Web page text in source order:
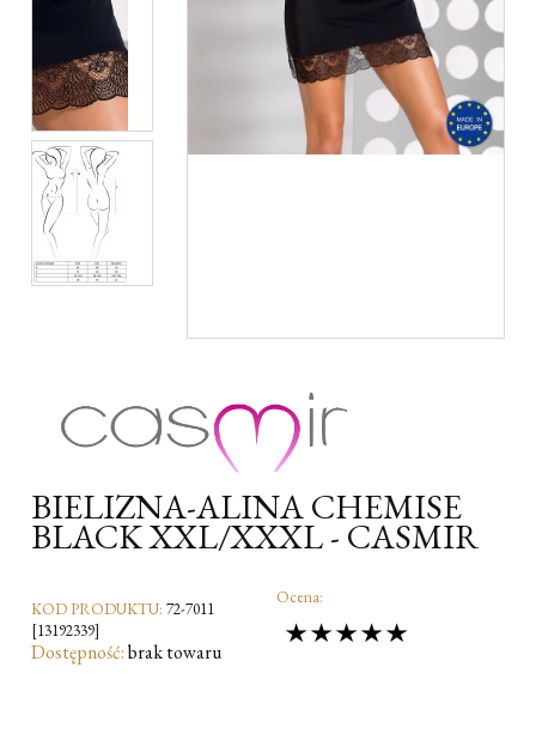
BIELIZNA-ALINA CHEMISE
BLACK XXL/XXXL - CASMIR
KOD PRODUKTU: 72-7011
[13192339]
Dostępność:brak towaru
Ocena: